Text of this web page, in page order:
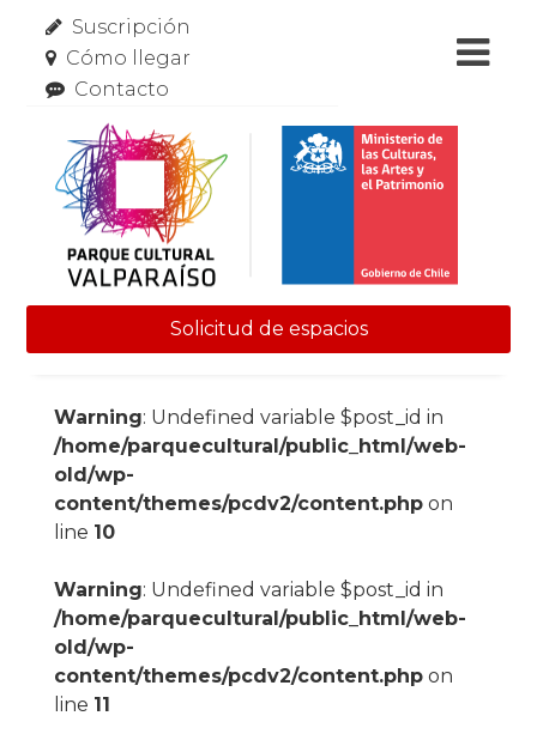
Suscripción
Cómo llegar
Contacto
Solicitud de espacios
Warning: Undefined variable $post_id in
/home/parquecultural/public_html/web-
old/wp-
content/themes/pcdv2/content.phpon
line 10
Warning: Undefined variable $post_id in
/home/parquecultural/public_html/web-
old/wp-
content/themes/pcdv2/content.phpon
line 11